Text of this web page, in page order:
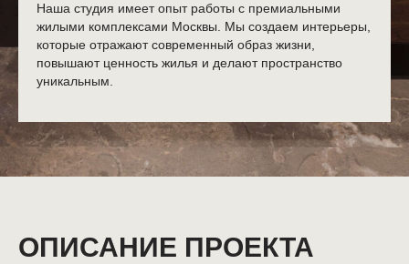
Наша студия имеет опыт работы с премиальными
жилыми комплексами Москвы. Мы создаем интерьеры,
которые отражают современный образ жизни,
повышают ценность жилья и делают пространство
уникальным.
ОПИСАНИЕ ПРОЕКТА